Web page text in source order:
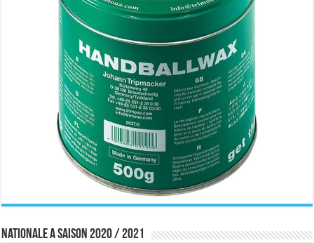
Nationale A saison 2020 / 2021